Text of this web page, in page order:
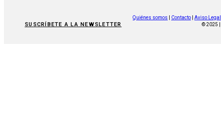
SUSCRÍBETE A LA NEWSLETTER
Quiénes somos Contacto
Aviso Legal
© 2025